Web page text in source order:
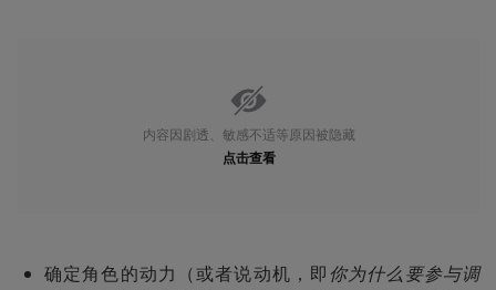
内容因剧透、敏感不适等原因被隐藏
点击查看
确定角色的动力（或者说动机，即你为什么要参与调